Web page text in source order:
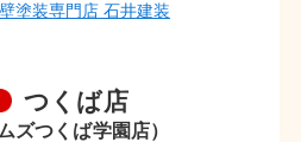
塗装専門店 石井建装
つくば店
ズつくば学園店）